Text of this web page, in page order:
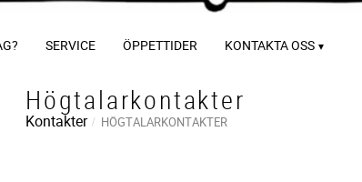
SERVICE ÖPPETTIDER KONTAKTA OSS
Högtalarkontakter
Kontakter HÖGTALARKONTAKTER